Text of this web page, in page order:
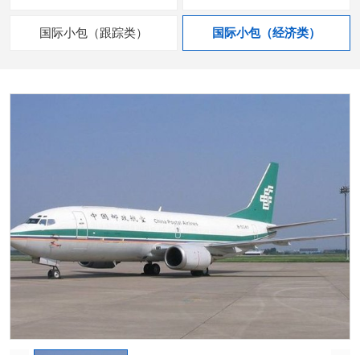
国际小包（跟踪类） 国际小包（经济类）